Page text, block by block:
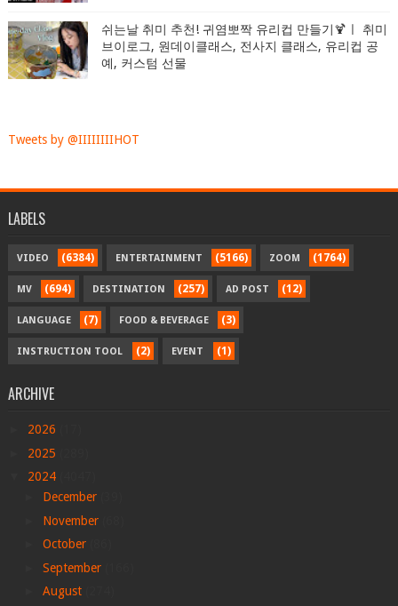
쉬는날 취미 추천! 귀염뽀짝 유리컵 만들기🍹ㅣ 취미
브이로그, 원데이클래스, 전사지 클래스, 유리컵 공
예, 커스텀 선물
Tweets by @IIIIIIIIHOT
LABELS
VIDEO (6384) ENTERTAINMENT (5166) ZOOM (1764)
MV (694) DESTINATION (257) AD POST (12)
LANGUAGE (7) FOOD & BEVERAGE (3)
INSTRUCTION TOOL (2) EVENT (1)
ARCHIVE
2026
2025
2024
December
November
October
September
August